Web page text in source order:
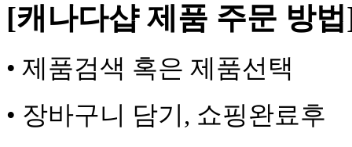
[캐나다샵 제품 주문 방
• 제품검색 혹은 제품선택
• 장바구니 담기, 쇼핑완료후